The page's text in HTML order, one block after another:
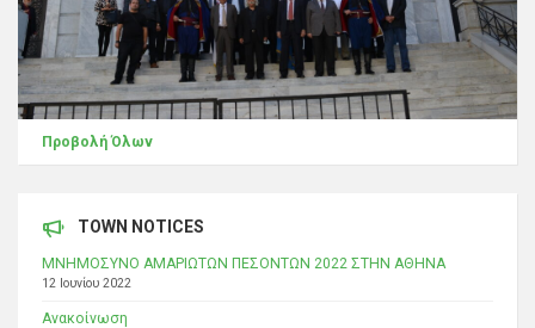
Προβολή Όλων
TOWN NOTICES
ΜΝΗΜΟΣΥΝΟ ΑΜΑΡΙΩΤΩΝ ΠΕΣΟΝΤΩΝ 2022 ΣΤΗΝ ΑΘΗΝΑ
12 Ιουνίου 2022
Ανακοίνωση